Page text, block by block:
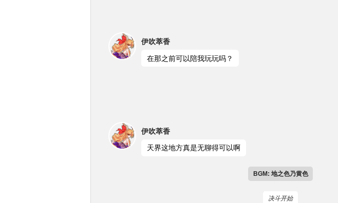
伊吹萃香
在那之前可以陪我玩玩吗？
伊吹萃香
天界这地方真是无聊得可以啊
BGM: 地之色乃黄色
决斗开始